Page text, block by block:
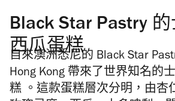
Black Star Pastry
西瓜蛋糕
自來澳洲悉尼的 Black Star
Hong Kong 帶來了世界知名的
糕 。這款蛋糕層次分明，由杏